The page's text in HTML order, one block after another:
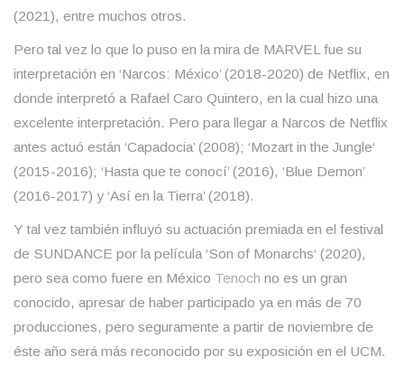
(2021), entre muchos otros.
Pero tal vez lo que lo puso en la mira de MARVEL fue su
interpretación en ‘Narcos: México’ (2018-2020) de Netflix, en
donde interpretó a Rafael Caro Quintero, en la cual hizo una
excelente interpretación. Pero para llegar a Narcos de Netflix
antes actuó están ‘Capadocia’ (2008); ‘Mozart in the Jungle‘
(2015-2016); ‘Hasta que te conocí’ (2016), ‘Blue Demon’
(2016-2017) y ‘Así en la Tierra’ (2018).
Y tal vez también influyó su actuación premiada en el festival
de SUNDANCE por la película ‘Son of Monarchs‘ (2020),
pero sea como fuere en México Tenoch no es un gran
conocido, apresar de haber participado ya en más de 70
producciones, pero seguramente a partir de noviembre de
éste año será más reconocido por su exposición en el UCM.